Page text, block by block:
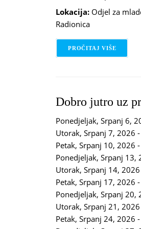
Lokacija: Odjel za
Radionica
PROČITAJ VIŠE
Dobro jutro uz
Ponedjeljak, Srpanj 6,
Utorak, Srpanj 7, 2026
Petak, Srpanj 10, 2026
Ponedjeljak, Srpanj 13,
Utorak, Srpanj 14,
Petak, Srpanj 17, 2026
Ponedjeljak, Srpanj 20,
Utorak, Srpanj 21,
Petak, Srpanj 24, 2026